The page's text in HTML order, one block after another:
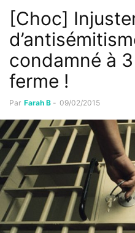
[Choc]
condamné à
ferme !
Par Farah B - 09/02/2015